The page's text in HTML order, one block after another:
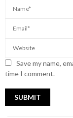
Save my name,
time I comment.